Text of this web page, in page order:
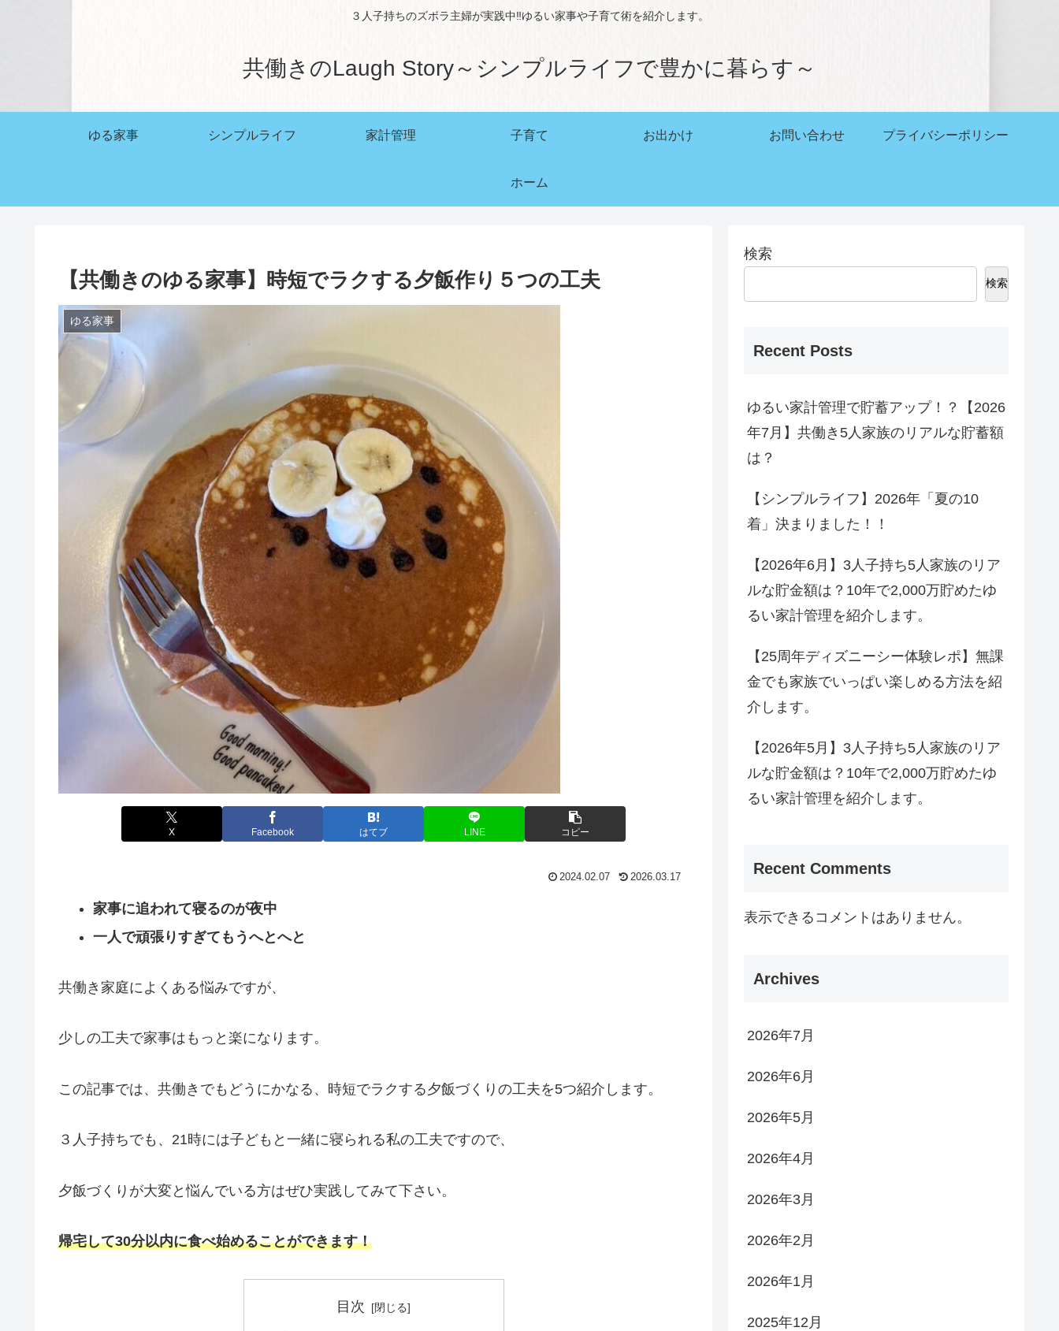
３人子持ちのズボラ主婦が実践中‼ゆるい家事や子育て術を紹介します。
共働きのLaugh Story～シンプルライフで豊かに暮らす～
ゆる家事 シンプルライフ 家計管理 子育て お出かけ お問い合わせ プライバシーポリシー
ホーム
【共働きのゆる家事】時短でラクする夕飯作り５つの工夫
ゆる家事
X Facebook はてブ LINE コピー
2024.02.07 2026.03.17
家事に追われて寝るのが夜中
一人で頑張りすぎてもうへとへと
共働き家庭によくある悩みですが、
少しの工夫で家事はもっと楽になります。
この記事では、共働きでもどうにかなる、時短でラクする夕飯づくりの工夫を5つ紹介します。
３人子持ちでも、21時には子どもと一緒に寝られる私の工夫ですので、
夕飯づくりが大変と悩んでいる方はぜひ実践してみて下さい。
帰宅して30分以内に食べ始めることができます！
目次
検索
検索
Recent Posts
ゆるい家計管理で貯蓄アップ！？【2026
年7月】共働き5人家族のリアルな貯蓄額
は？
【シンプルライフ】2026年「夏の10
着」決まりました！！
【2026年6月】3人子持ち5人家族のリア
ルな貯金額は？10年で2,000万貯めたゆ
るい家計管理を紹介します。
【25周年ディズニーシー体験レポ】無課
金でも家族でいっぱい楽しめる方法を紹
介します。
【2026年5月】3人子持ち5人家族のリア
ルな貯金額は？10年で2,000万貯めたゆ
るい家計管理を紹介します。
Recent Comments
表示できるコメントはありません。
Archives
2026年7月
2026年6月
2026年5月
2026年4月
2026年3月
2026年2月
2026年1月
2025年12月